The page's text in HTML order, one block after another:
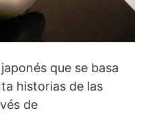
que se basa
historias de las
de